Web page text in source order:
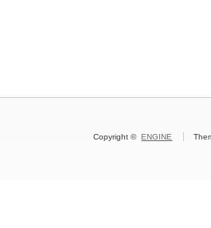
Copyright ©ENGINE